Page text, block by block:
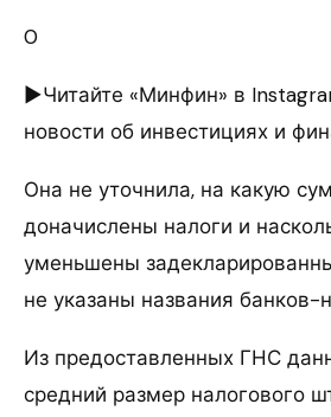
0
►Читайте «Минфин» в
новости об инвестициях и
Она не уточнила, на какую
доначислены налоги и
уменьшены
не указаны названия банков-
Из предоставленных ГНС
средний размер налогового